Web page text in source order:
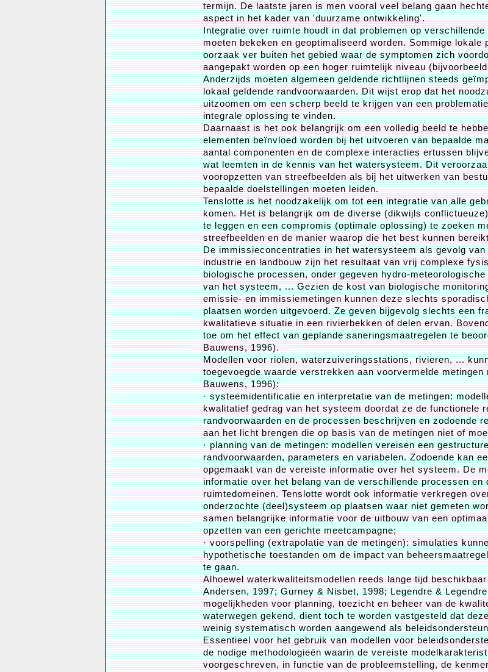
termijn. De laatste jaren is men vooral veel belang gaan
aspect in het kader van 'duurzame ontwikkeling'.
Integratie over ruimte houdt in dat problemen op
moeten bekeken en geoptimaliseerd worden. Sommige lokale
oorzaak ver buiten het gebied waar de symptomen zich
aangepakt worden op een hoger ruimtelijk niveau
Anderzijds moeten algemeen geldende richtlijnen steeds
lokaal geldende randvoorwaarden. Dit wijst erop dat het
uitzoomen om een scherp beeld te krijgen van een
integrale oplossing te vinden.
Daarnaast is het ook belangrijk om een volledig beeld te
elementen beïnvloed worden bij het uitvoeren van bepaalde
aantal componenten en de complexe interacties ertussen
wat leemten in de kennis van het watersysteem. Dit
vooropzetten van streefbeelden als bij het uitwerken van
bepaalde doelstellingen moeten leiden.
Tenslotte is het noodzakelijk om tot een integratie van alle
komen. Het is belangrijk om de diverse (dikwijls
te leggen en een compromis (optimale oplossing) te zoeken
streefbeelden en de manier waarop die het best kunnen
De immissieconcentraties in het watersysteem als gevolg
industrie en landbouw zijn het resultaat van vrij complexe
biologische processen, onder gegeven hydro-
van het systeem, ... Gezien de kost van biologische
emissie- en immissiemetingen kunnen deze slechts
plaatsen worden uitgevoerd. Ze geven bijgevolg slechts een
kwalitatieve situatie in een rivierbekken of delen ervan.
toe om het effect van geplande saneringsmaatregelen te
Bauwens, 1996).
Modellen voor riolen, waterzuiveringsstations, rivieren, ...
toegevoegde waarde verstrekken aan voorvermelde
Bauwens, 1996):
· systeemidentificatie en interpretatie van de metingen:
kwalitatief gedrag van het systeem doordat ze de functionele
randvoorwaarden en de processen beschrijven en zodoende
aan het licht brengen die op basis van de metingen niet of
· planning van de metingen: modellen vereisen een
randvoorwaarden, parameters en variabelen. Zodoende kan
opgemaakt van de vereiste informatie over het systeem. De
informatie over het belang van de verschillende processen en
ruimtedomeinen. Tenslotte wordt ook informatie verkregen
onderzochte (deel)systeem op plaatsen waar niet gemeten
samen belangrijke informatie voor de uitbouw van een
opzetten van een gerichte meetcampagne;
· voorspelling (extrapolatie van de metingen): simulaties
hypothetische toestanden om de impact van
te gaan.
Alhoewel waterkwaliteitsmodellen reeds lange tijd
Andersen, 1997; Gurney & Nisbet, 1998; Legendre &
mogelijkheden voor planning, toezicht en beheer van de
waterwegen gekend, dient toch te worden vastgesteld dat
weinig systematisch worden aangewend als
Essentieel voor het gebruik van modellen voor
de nodige methodologieën waarin de vereiste
voorgeschreven, in functie van de probleemstelling, de